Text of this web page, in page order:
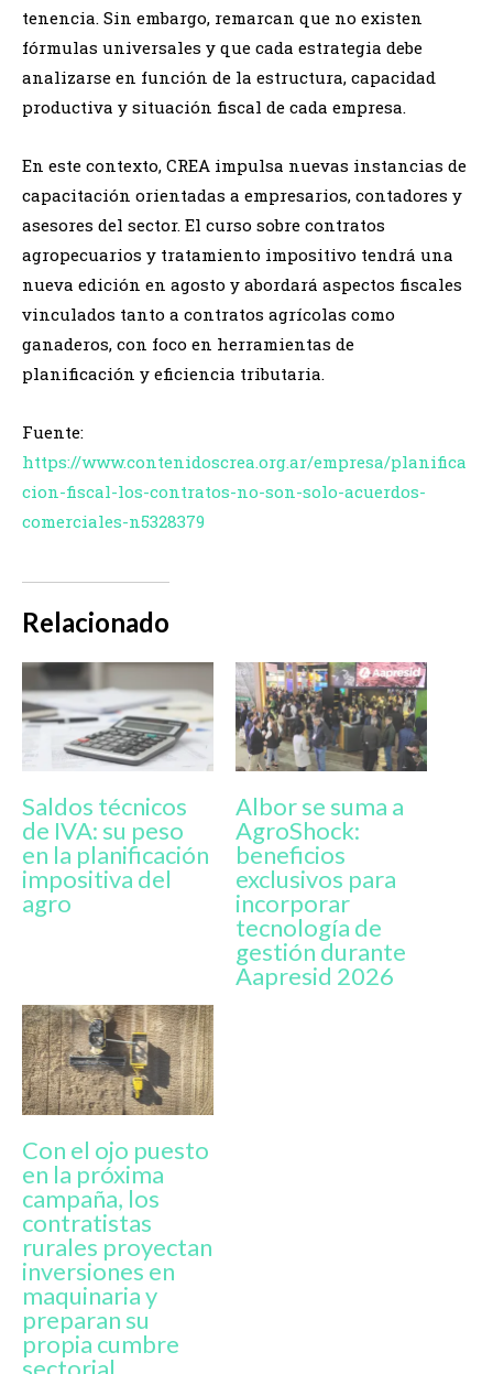
tenencia. Sin embargo, remarcan que no existen
fórmulas universales y que cada estrategia debe
analizarse en función de la estructura, capacidad
productiva y situación fiscal de cada empresa.
En este contexto, CREA impulsa nuevas instancias de
capacitación orientadas a empresarios, contadores y
asesores del sector. El curso sobre contratos
agropecuarios y tratamiento impositivo tendrá una
nueva edición en agosto y abordará aspectos fiscales
vinculados tanto a contratos agrícolas como
ganaderos, con foco en herramientas de
planificación y eficiencia tributaria.
Fuente:
https://www.contenidoscrea.org.ar/empresa/planifica
cion-fiscal-los-contratos-no-son-solo-acuerdos-
comerciales-n5328379
Relacionado
Saldos técnicos
de IVA: su peso
en la planificación
impositiva del
agro
Albor se suma a
AgroShock:
beneficios
exclusivos para
incorporar
tecnología de
gestión durante
Aapresid 2026
Con el ojo puesto
en la próxima
campaña, los
contratistas
rurales proyectan
inversiones en
maquinaria y
preparan su
propia cumbre
sectorial